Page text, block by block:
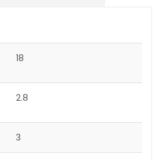
18
2.8
3